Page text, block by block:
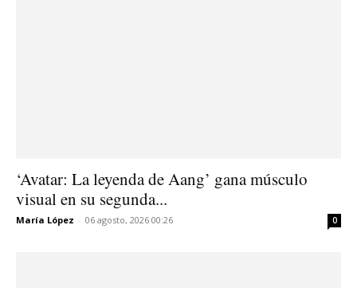
‘Avatar: La leyenda de Aang’ gana músculo
visual en su segunda...
María López - 06 agosto, 2026 00:26 0